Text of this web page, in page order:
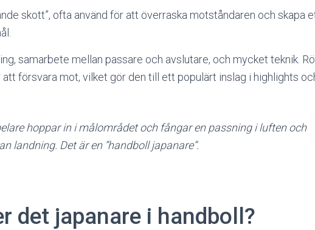
skott”, ofta använd för att överraska motståndaren och skapa
samarbete mellan passare och avslutare, och mycket teknik.
försvara mot, vilket gör den till ett populärt inslag i highlights
hoppar in i målområdet och fångar en passning i luften och
landning. Det är en ”handboll japanare”.
det japanare i handboll?